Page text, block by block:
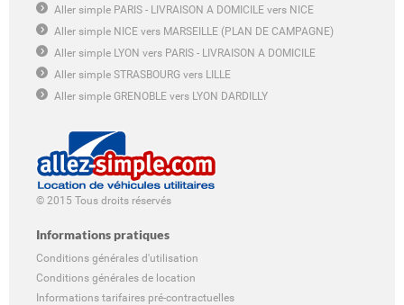
Aller simple PARIS - LIVRAISON A DOMICILE vers NICE
Aller simple NICE vers MARSEILLE (PLAN DE CAMPAGNE)
Aller simple LYON vers PARIS - LIVRAISON A DOMICILE
Aller simple STRASBOURG vers LILLE
Aller simple GRENOBLE vers LYON DARDILLY
© 2015 Tous droits réservés
Informations pratiques
Conditions générales d'utilisation
Conditions générales de location
Informations tarifaires pré-contractuelles